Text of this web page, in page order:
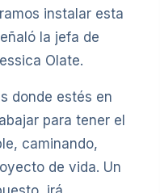
instalar esta
la jefa de
Olate.
donde estés en
para tener el
caminando,
de vida. Un